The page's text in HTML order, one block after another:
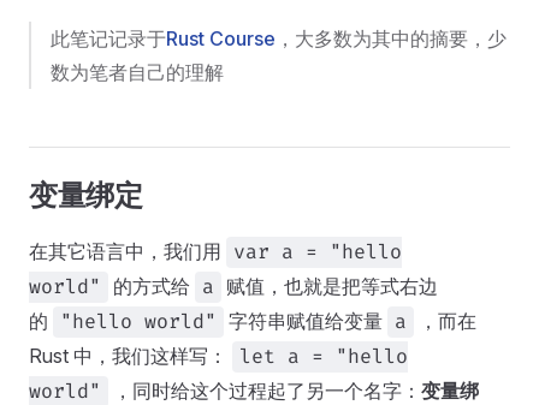
此笔记记录于Rust Course ，大多数为其中的摘要，少
数为笔者自己的理解
变量绑定
在其它语言中，我们用 var a = "hello
world"
的方式给 a 赋值，也就是把等式右边
的
"hello world" 字符串赋值给变量 a
，而在
Rust 中，我们这样写：
let a = "hello
world"
，同时给这个过程起了另一个名字： 变量绑